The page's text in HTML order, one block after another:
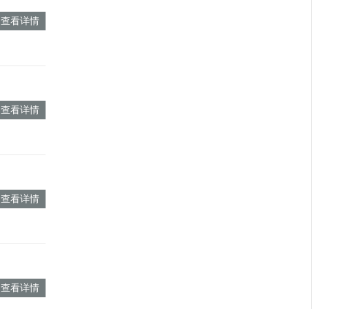
查看详情
查看详情
查看详情
查看详情